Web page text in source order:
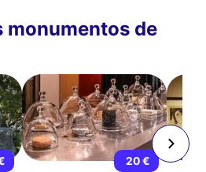
monumentos de
20 €